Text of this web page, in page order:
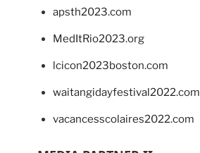
apsth2023.com
MedItRio2023.org
lcicon2023boston.com
waitangidayfestival2022.com
vacancesscolaires2022.com